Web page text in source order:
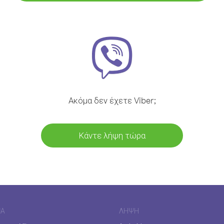
Ακόμα δεν έχετε Viber;
Κάντε λήψη τώρα
ΛΉΨΗ